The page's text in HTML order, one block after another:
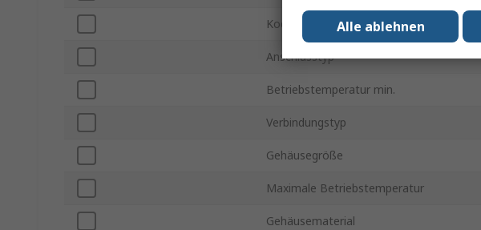
Kodierung
Anschlusstyp
Betriebstemperatur min.
Verbindungstyp
Gehäusegröße
Maximale Betriebstemperatur
Gehäusematerial
Alle ablehnen